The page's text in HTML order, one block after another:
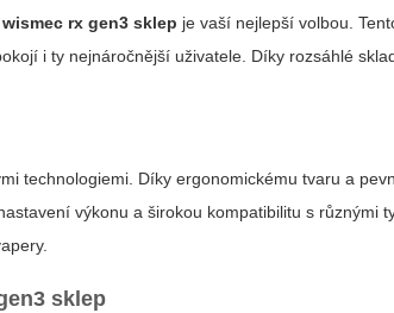
wismec rx gen3 sklep je vaší nejlepší volbou.
i ty nejnáročnější uživatele. Díky rozsáhlé
technologiemi. Díky ergonomickému tvaru a
výkonu a širokou kompatibilitu s různými
sklep